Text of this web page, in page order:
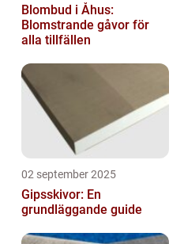
Blombud i Åhus:
Blomstrande gåvor för
alla tillfällen
02 september 2025
Gipsskivor: En
grundläggande guide